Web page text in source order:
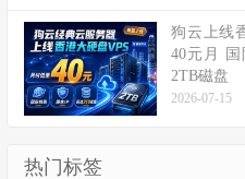
狗云上线
40元月
2TB磁盘
2026-07-15
热门标签